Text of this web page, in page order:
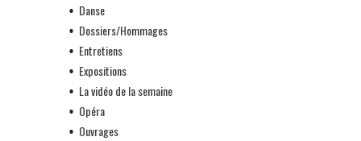
Danse
Dossiers/Hommages
Entretiens
Expositions
La vidéo de la semaine
Opéra
Ouvrages